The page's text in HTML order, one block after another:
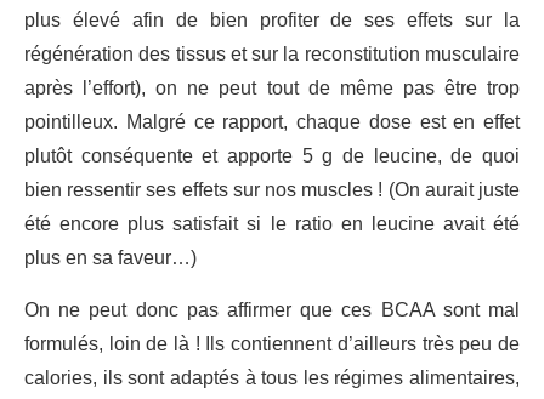
plus élevé afin de bien profiter de ses effets sur la
régénération des tissus et sur la reconstitution musculaire
après l’effort), on ne peut tout de même pas être trop
pointilleux. Malgré ce rapport, chaque dose est en effet
plutôt conséquente et apporte 5 g de leucine, de quoi
bien ressentir ses effets sur nos muscles ! (On aurait juste
été encore plus satisfait si le ratio en leucine avait été
plus en sa faveur…)
On ne peut donc pas affirmer que ces BCAA sont mal
formulés, loin de là ! Ils contiennent d’ailleurs très peu de
calories, ils sont adaptés à tous les régimes alimentaires,